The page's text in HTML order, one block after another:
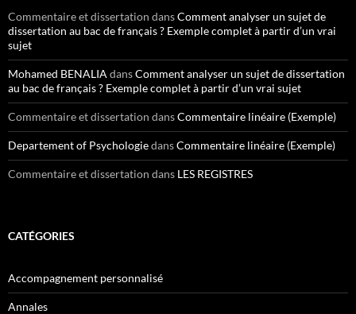
Commentaire et dissertation dansComment analyser un sujet de
dissertation au bac de français ? Exemple complet à partir d’un vrai
sujet
Mohamed BENALIA dansComment analyser un sujet de dissertation
au bac de français ? Exemple complet à partir d’un vrai sujet
Commentaire et dissertation dansCommentaire linéaire (Exemple)
Departement of PsychologiedansCommentaire linéaire (Exemple)
Commentaire et dissertation dans LES REGISTRES
CATÉGORIES
Accompagnement personnalisé
Annales